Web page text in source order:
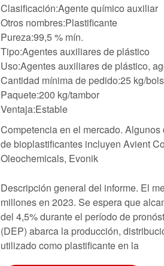
Clasificación:Agente químico auxiliar
Otros nombres:Plastificante
Pureza:99,5 % mín.
Tipo:Agentes auxiliares de plástico
Uso:Agentes auxiliares de plástico,
Cantidad mínima de pedido:25 kg/
Paquete:200 kg/tambor
Ventaja:Estable
Competencia en el mercado.
de bioplastificantes incluyen Avient
Oleochemicals, Evonik
Descripción general del informe. El
millones en 2023. Se espera que
del 4,5% durante el período de
(DEP) abarca la producción,
utilizado como plastificante en la